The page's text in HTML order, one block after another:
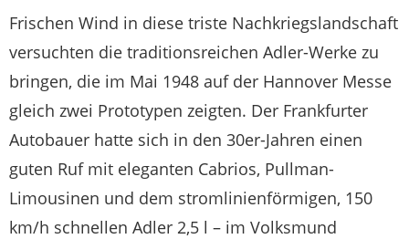
Frischen Wind in diese triste Nachkriegslandschaft
versuchten die traditionsreichen Adler-Werke zu
bringen, die im Mai 1948 auf der Hannover Messe
gleich zwei Prototypen zeigten. Der Frankfurter
Autobauer hatte sich in den 30er-Jahren einen
guten Ruf mit eleganten Cabrios, Pullman-
Limousinen und dem stromlinienförmigen, 150
km/h schnellen Adler 2,5 l – im Volksmund